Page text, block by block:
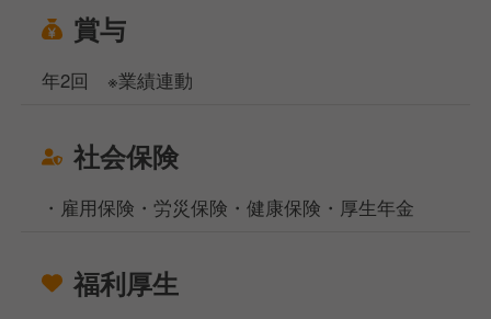
賞与
年2回 ※業績連動
社会保険
・雇用保険・労災保険・健康保険・厚生年金
福利厚生